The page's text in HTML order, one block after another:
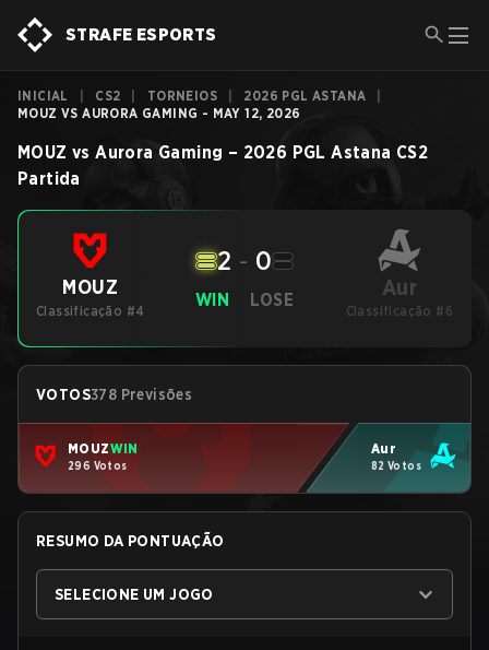
STRAFE ESPORTS
INICIAL CS2 TORNEIOS 2026 PGL ASTANA
MOUZ VS AURORA GAMING - MAY 12, 2026
MOUZ vs Aurora Gaming – 2026 PGL Astana CS2
Partida
MOUZ
Classificação #4
WIN
2 - 0
LOSE Aur
Classificação #6
VOTOS378 Previsões
MOUZWIN
296 Votos
Aur
82 Votos
RESUMO DA PONTUAÇÃO
SELECIONE UM JOGO